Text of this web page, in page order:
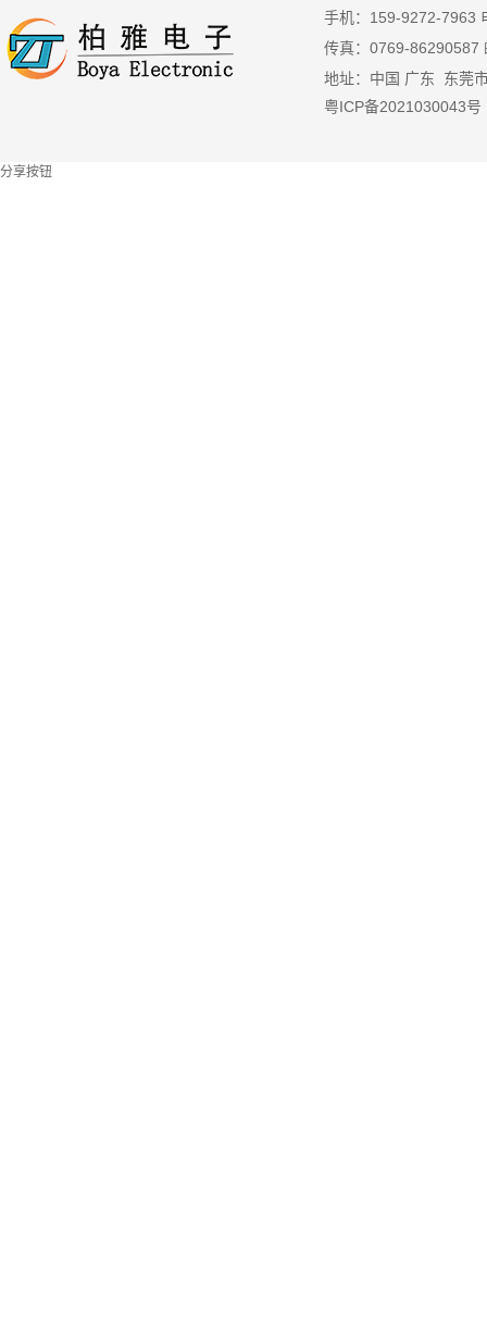
手机：159-9272-7963
传真： 0769-86290587
地址：中国 广东 东莞
粤ICP备2021030043号
分享按钮